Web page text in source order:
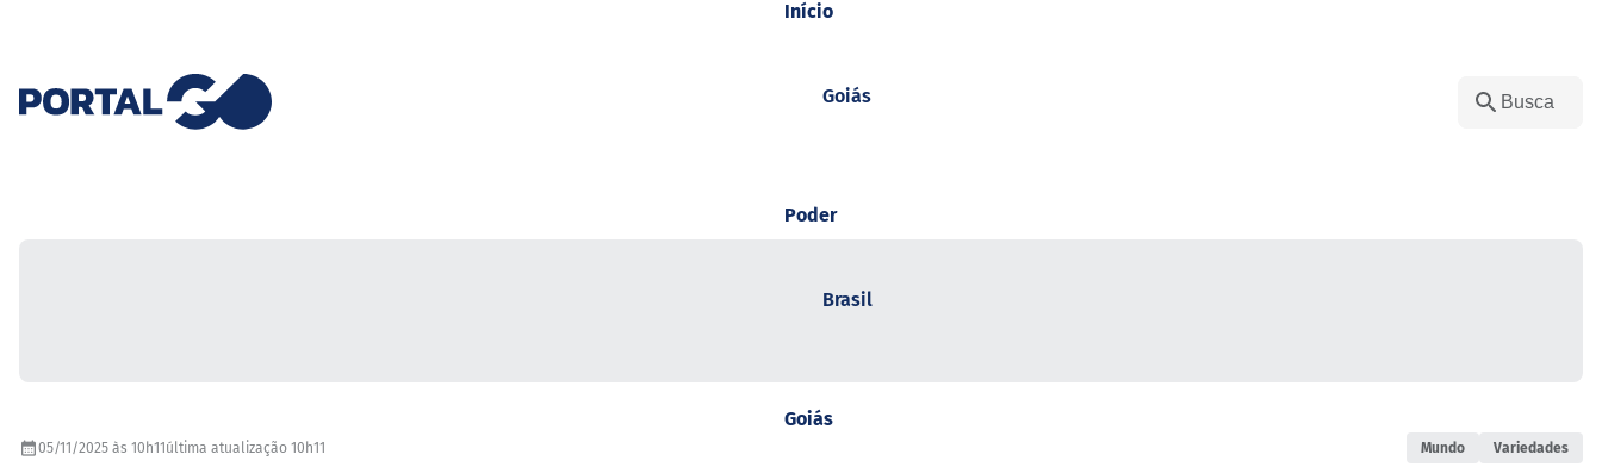
Goiás
Brasil
Início
Poder
Goiás
05/11/2025 às 10h11 última atualização 10h11 Mundo Variedades